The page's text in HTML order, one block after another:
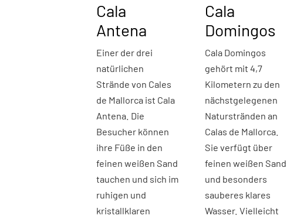
Cala
Antena
Einer der drei
natürlichen
Strände von Cales
de Mallorca ist Cala
Antena. Die
Besucher können
ihre Füße in den
feinen weißen Sand
tauchen und sich im
ruhigen und
kristallklaren
Cala
Domingos
Cala Domingos
gehört mit 4,7
Kilometern zu den
nächstgelegenen
Naturstränden an
Calas de Mallorca.
Sie verfügt über
feinen weißen Sand
und besonders
sauberes klares
Wasser. Vielleicht